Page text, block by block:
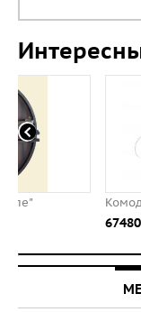
Комод Норд